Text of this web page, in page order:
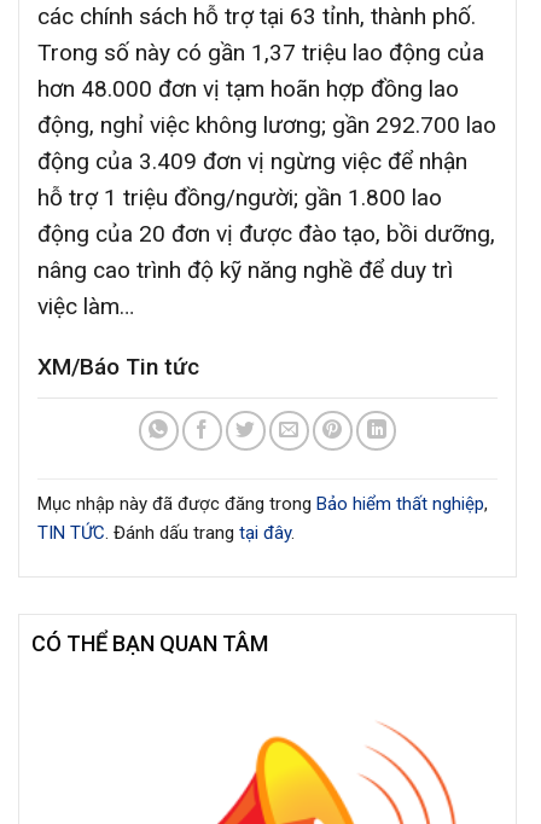
các chính sách hỗ trợ tại 63 tỉnh, thành phố.
Trong số này có gần 1,37 triệu lao động của
hơn 48.000 đơn vị tạm hoãn hợp đồng lao
động, nghỉ việc không lương; gần 292.700 lao
động của 3.409 đơn vị ngừng việc để nhận
hỗ trợ 1 triệu đồng/người; gần 1.800 lao
động của 20 đơn vị được đào tạo, bồi dưỡng,
nâng cao trình độ kỹ năng nghề để duy trì
việc làm…
XM/Báo Tin tức
Mục nhập này đã được đăng trong Bảo hiểm thất nghiệp,
TIN TỨC. Đánh dấu trang tại đây.
CÓ THỂ BẠN QUAN TÂM